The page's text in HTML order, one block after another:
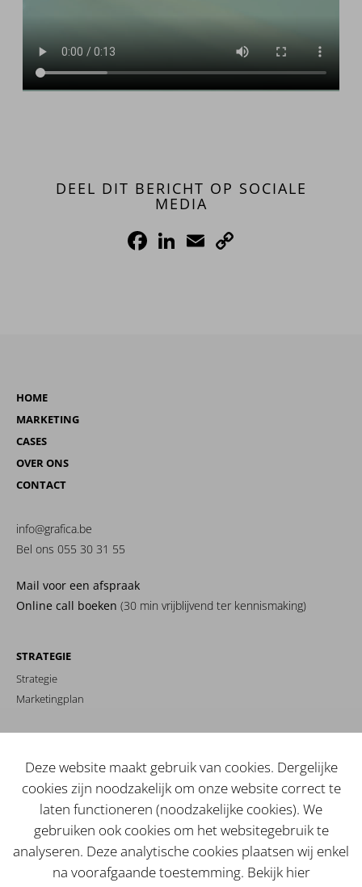
DEEL DIT BERICHT OP SOCIALE
MEDIA
FacebookLinkedIn
Email
HOME
MARKETING
CASES
OVER ONS
CONTACT
STRATEGIE
Strategie
Marketingplan
MERKIDENTITEIT
WEBSITE / SHOP
Webdevelopment
Landingspagina's
info@grafica.be
Bel ons 055 30 31 55
Mail voor een afspraak
Online call boeken (30 min vrijblijvend ter kennismaking)
Deze website maakt gebruik van cookies. Dergelijke
cookies zijn noodzakelijk om onze website correct te
laten functioneren (noodzakelijke cookies). We
gebruiken ook cookies om het websitegebruik te
analyseren. Deze analytische cookies plaatsen wij enkel
na voorafgaande toestemming. Bekijk hier